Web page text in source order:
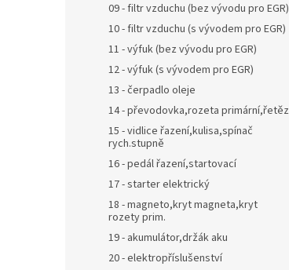
09 - filtr vzduchu (bez vývodu pro EGR)
10 - filtr vzduchu (s vývodem pro EGR)
11 - výfuk (bez vývodu pro EGR)
12 - výfuk (s vývodem pro EGR)
13 - čerpadlo oleje
14 - převodovka,rozeta primární,řetěz
15 - vidlice řazení,kulisa,spínač
rych.stupně
16 - pedál řazení,startovací
17 - starter elektrický
18 - magneto,kryt magneta,kryt
rozety prim.
19 - akumulátor,držák aku
20 - elektropříslušenství